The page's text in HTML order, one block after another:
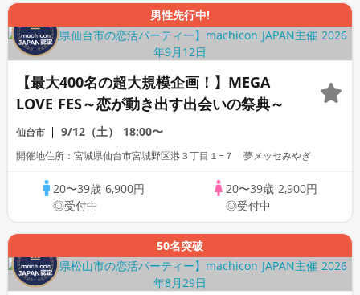
男性先行中!
【最大400名の超大規模企画！】MEGA
LOVE FES～恋が動き出す出会いの祭典～
仙台市 9/12（土） 18:00〜
開催地住所：宮城県仙台市宮城野区港３丁目１−７ 夢メッセみやぎ
20〜39歳 6,900円
◎受付中
20〜39歳 2,900円
◎受付中
50名突破